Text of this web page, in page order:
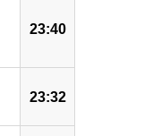
23:40
23:32